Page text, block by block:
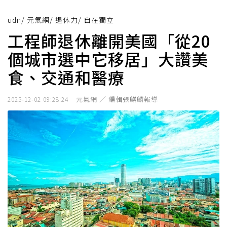
udn/ 元氣網/ 退休力/ 自在獨立
工程師退休離開美國「從20
個城市選中它移居」大讚美
食、交通和醫療
2025-12-02 09:28:24 元氣網 ／ 編輯張麒麟報導